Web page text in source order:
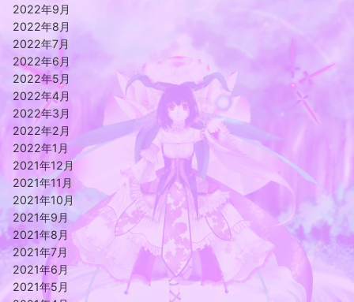
2022年9月
2022年8月
2022年7月
2022年6月
2022年5月
2022年4月
2022年3月
2022年2月
2022年1月
2021年12月
2021年11月
2021年10月
2021年9月
2021年8月
2021年7月
2021年6月
2021年5月